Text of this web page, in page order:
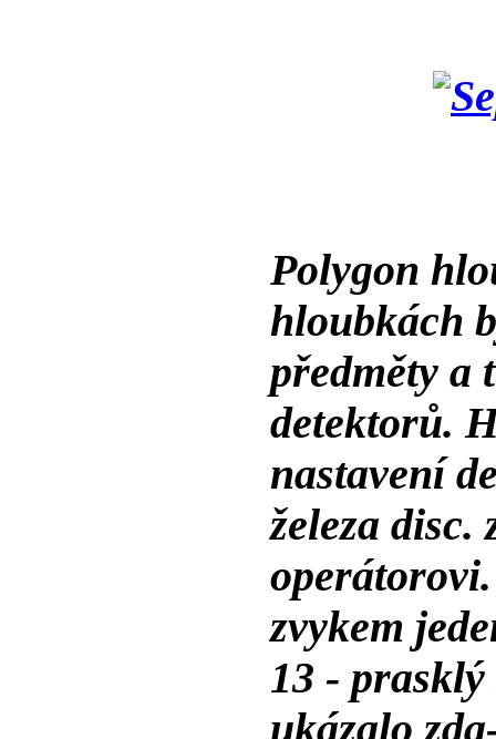
Polygon
hloubkách
předměty a
detektorů.
nastavení
železa disc.
zvykem
13 - prasklý
ukázalo